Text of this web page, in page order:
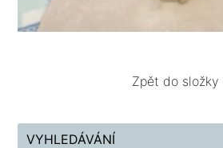
Zpět do složky
VYHLEDÁVÁNÍ